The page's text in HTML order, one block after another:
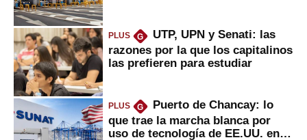
PLUS G
UTP, UPN y Senati: las
razones por la que los capitalinos
las prefieren para estudiar
PLUS G
Puerto de Chancay: lo
que trae la marcha blanca por
uso de tecnología de EE.UU. en